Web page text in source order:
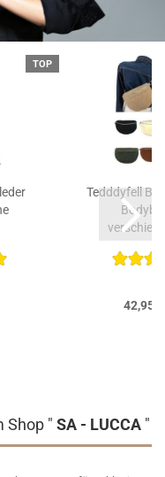
TOP
Tedddyfell
42,95
Shop " SA - LUCCA"